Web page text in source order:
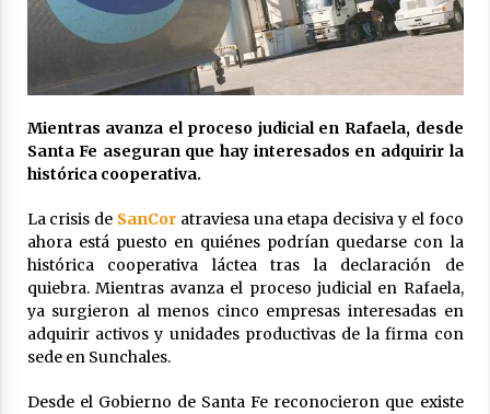
La Provincia cerró en Ceres la 1° ronda de
jornadas regionales sobre el fenómeno de El
Niño 2026-2027
05/08/2026
Ceres: dictaron prisión preventiva a un
hombre por el abuso sexual de dos niñas de
su entorno familiar
04/08/2026
Arrufó fue sede de una Jornada de
Capacitación del programa provincial «Crecer
Capacita»
04/08/2026
El CER N° 363 de Hersilia recibió un aporte
inversiones educativas
04/08/2026
Mientras avanza el proceso judicial en Rafaela, desde
Santa Fe aseguran que hay interesados en adquirir la
histórica cooperativa.
La crisis de SanCoratraviesa una etapa decisiva y el foco
ahora está puesto en quiénes podrían quedarse con la
histórica cooperativa láctea tras la declaración de
quiebra. Mientras avanza el proceso judicial en Rafaela,
ya surgieron al menos cinco empresas interesadas en
adquirir activos y unidades productivas de la firma con
sede en Sunchales.
Desde el Gobierno de Santa Fe reconocieron que existe